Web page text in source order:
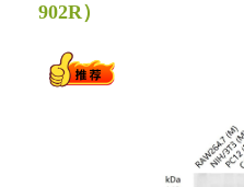
902R）